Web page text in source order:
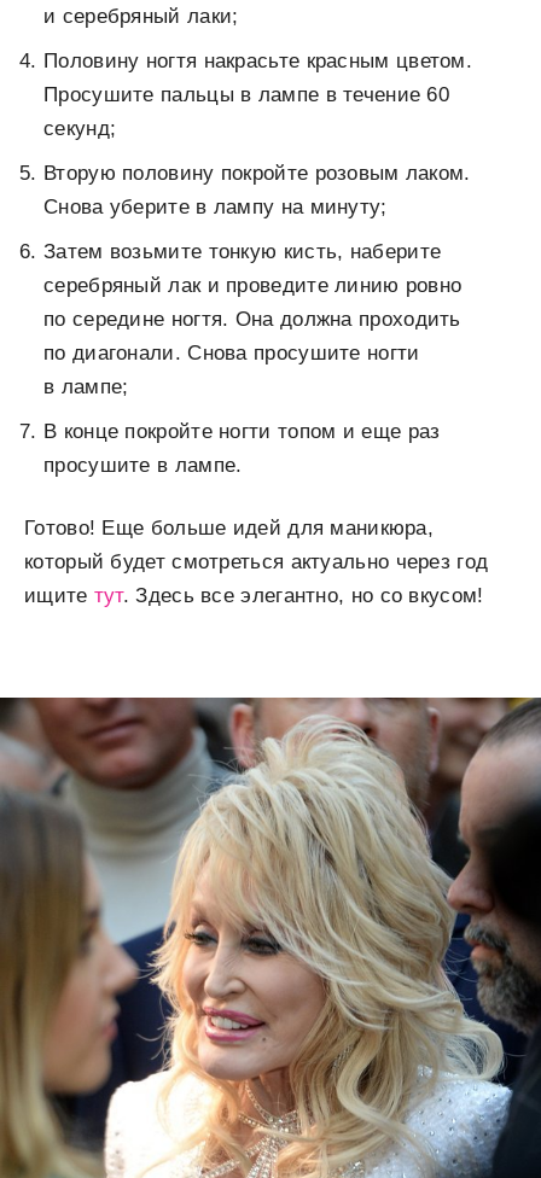
и серебряный лаки;
Половину ногтя накрасьте красным цветом.
Просушите пальцы в лампе в течение 60
секунд;
Вторую половину покройте розовым лаком.
Снова уберите в лампу на минуту;
Затем возьмите тонкую кисть, наберите
серебряный лак и проведите линию ровно
по середине ногтя. Она должна проходить
по диагонали. Снова просушите ногти
в лампе;
В конце покройте ногти топом и еще раз
просушите в лампе.
Готово! Еще больше идей для маникюра,
который будет смотреться актуально через год
ищите тут. Здесь все элегантно, но со вкусом!